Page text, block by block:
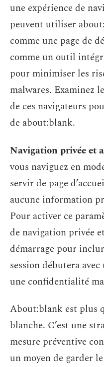
une expérience de
peuvent utiliser
comme une page de
comme un outil
pour minimiser les
malwares. Examinez
de ces navigateurs
de about:blank.
Navigation privée et
vous naviguez en
servir de page
aucune information
Pour activer ce
de navigation privée
démarrage pour
session débutera
une confidentialité
About:blank est plus
blanche. C’est une
mesure préventive
un moyen de garder